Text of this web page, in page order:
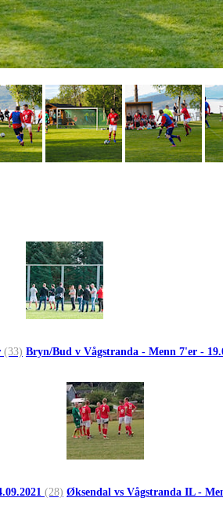
(33) Bryn/Bud v Vågstranda - Menn 7'er -
(28) Øksendal vs Vågstranda IL -